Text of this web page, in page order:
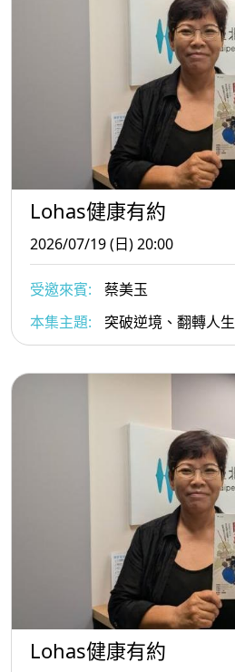
Lohas健康有約
2026/07/19 (日) 20:00
受邀來賓:
蔡美玉
本集主題:
突破逆境、翻轉人生
Lohas健康有約